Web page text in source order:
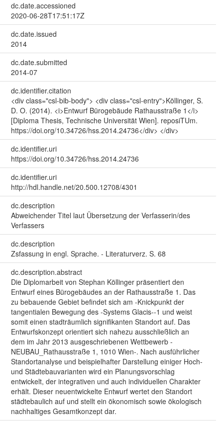
dc.date.accessioned
2020-06-28T17:51:17Z
dc.date.issued
2014
dc.date.submitted
2014-07
dc.identifier.citation
<div class="csl-bib-body"> <div class="csl-entry">Köllinger, S.
D. O. (2014). <i>Entwurf Bürogebäude Rathausstraße 1</i>
[Diploma Thesis, Technische Universität Wien]. reposiTUm.
https://doi.org/10.34726/hss.2014.24736</div> </div>
dc.identifier.uri
https://doi.org/10.34726/hss.2014.24736
dc.identifier.uri
http://hdl.handle.net/20.500.12708/4301
dc.description
Abweichender Titel laut Übersetzung der Verfasserin/des
Verfassers
dc.description
Zsfassung in engl. Sprache. - Literaturverz. S. 68
dc.description.abstract
Die Diplomarbeit von Stephan Köllinger präsentiert den
Entwurf eines Bürogebäudes an der Rathausstraße 1. Das
zu bebauende Gebiet befindet sich am -Knickpunkt der
tangentialen Bewegung des -Systems Glacis--1 und weist
somit einen stadträumlich signifikanten Standort auf. Das
Entwurfskonzept orientiert sich nahezu ausschließlich an
dem im Jahr 2013 ausgeschriebenen Wettbewerb -
NEUBAU_Rathausstraße 1, 1010 Wien-. Nach ausführlicher
Standortanalyse und beispielhafter Darstellung einiger Hoch-
und Städtebauvarianten wird ein Planungsvorschlag
entwickelt, der integrativen und auch individuellen Charakter
erhält. Dieser neuentwickelte Entwurf wertet den Standort
städtebaulich auf und stellt ein ökonomisch sowie ökologisch
nachhaltiges Gesamtkonzept dar.